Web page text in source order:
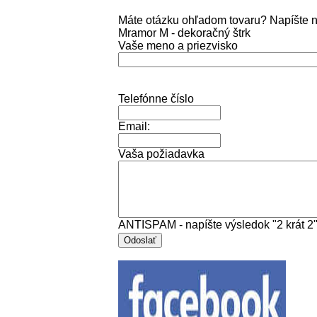
Máte otázku ohľadom tovaru? Napíšte
Mramor M - dekoračný štrk
Vaše meno a priezvisko
Telefónne číslo
Email:
Vaša požiadavka
ANTISPAM - napíšte výsledok "2 krát